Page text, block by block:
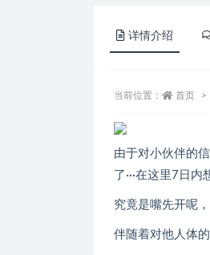
详情介绍
当前位置： 首页
由于对小伙伴的
了···在这里7日
究竟是嘴先开呢
伴随着对他人体